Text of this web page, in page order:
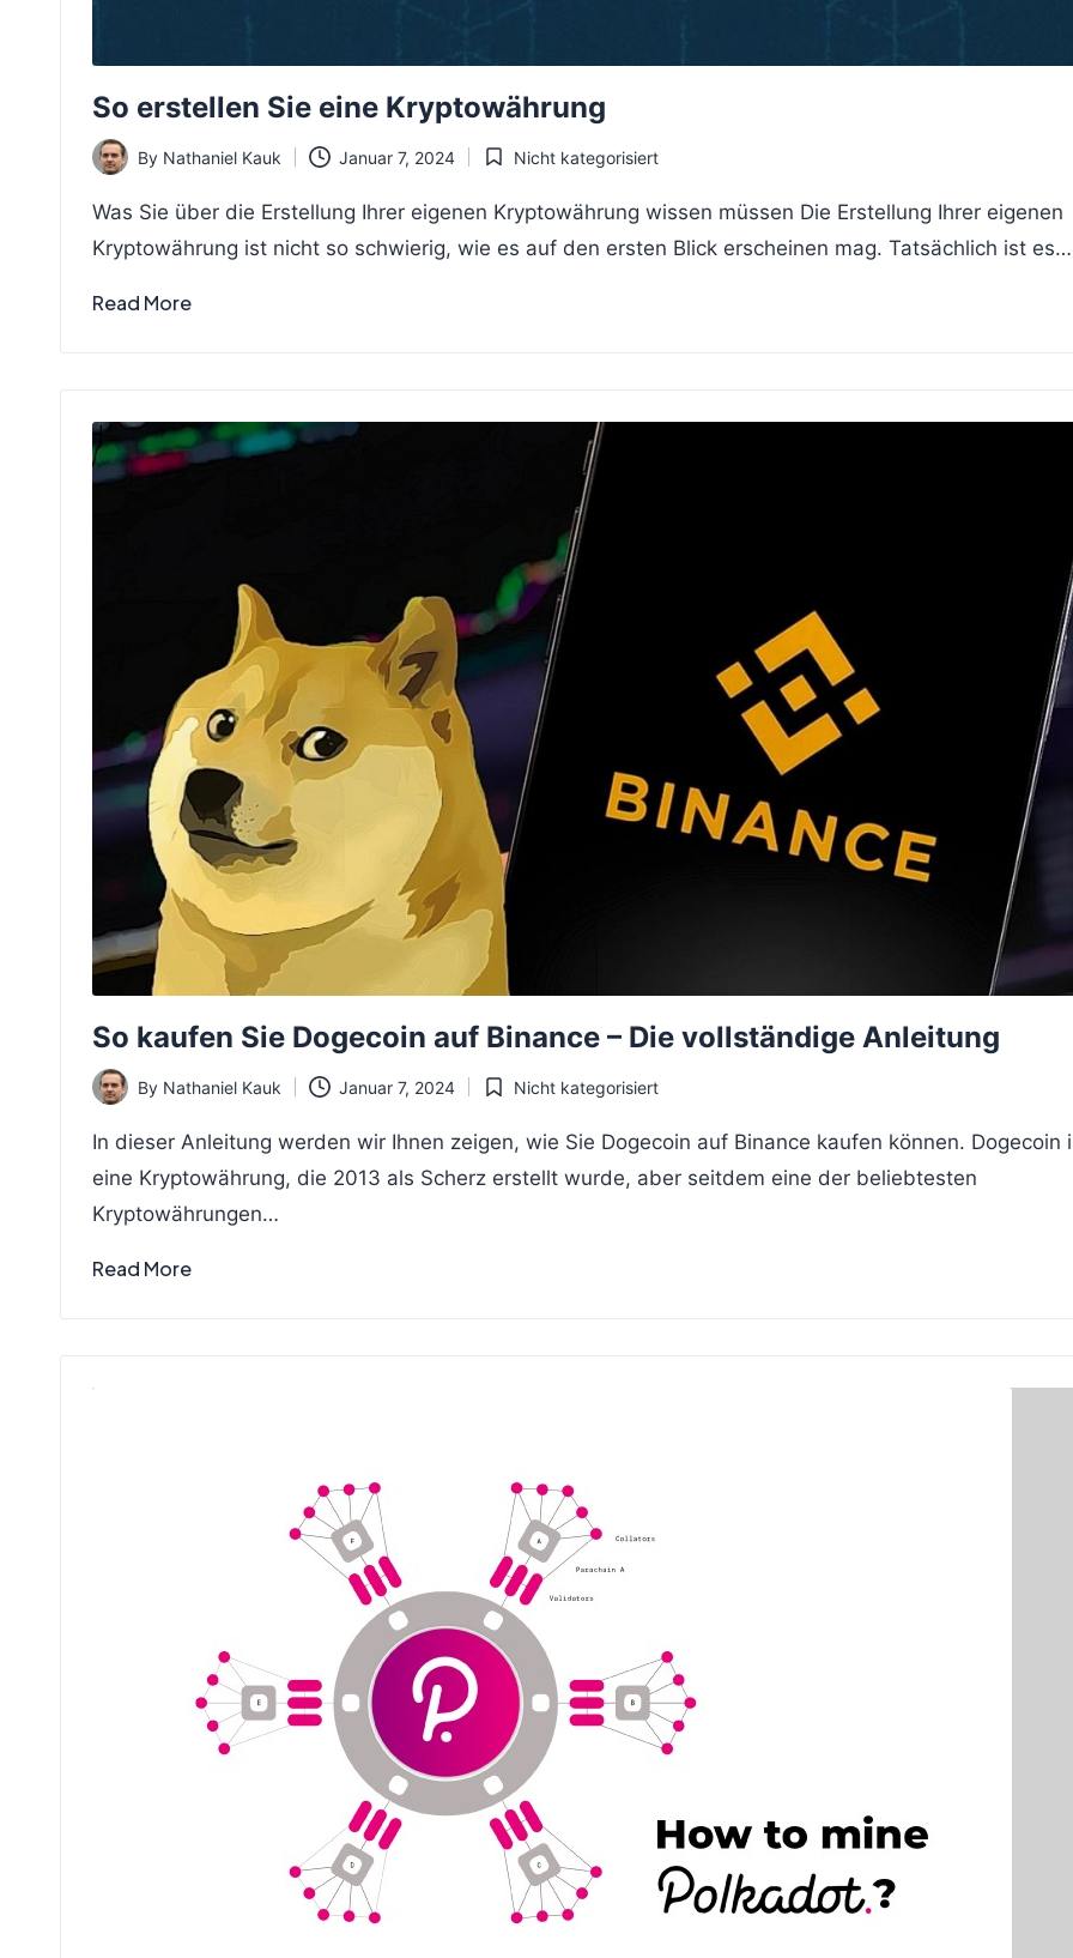
So erstellen Sie eine Kryptowährung
Posted
by
By Nathaniel Kauk Januar 7, 2024
Posted
Nicht kategorisiert
Was Sie über die Erstellung Ihrer eigenen Kryptowährung wissen müssen Die Erstellung Ihrer eigenen
Kryptowährung ist nicht so schwierig, wie es auf den ersten Blick erscheinen mag. Tatsächlich ist es…
Read More
So kaufen Sie Dogecoin auf Binance – Die vollständige Anleitung
Posted
by
By Nathaniel Kauk Januar 7, 2024
Posted
Nicht kategorisiert
In dieser Anleitung werden wir Ihnen zeigen, wie Sie Dogecoin auf Binance kaufen können. Dogecoin
eine Kryptowährung, die 2013 als Scherz erstellt wurde, aber seitdem eine der beliebtesten
Kryptowährungen…
Read More